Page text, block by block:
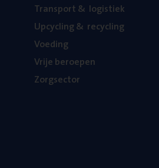
Trans­port& logistiek
Upcy­cling& recycling
Voe­ding
Vrije beroe­pen
Zorg­sec­tor